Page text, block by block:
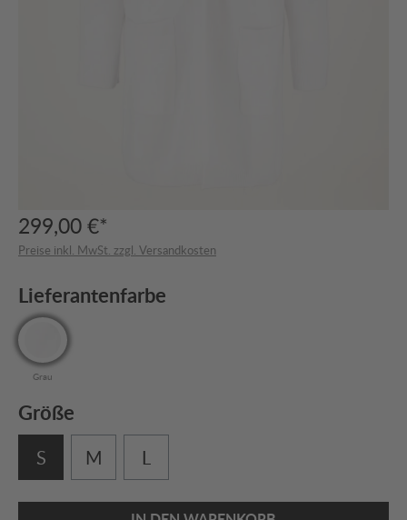
299,00 €*
Preise inkl. MwSt. zzgl. Versandkosten
Lieferantenfarbe
Grau
Größe
S M L